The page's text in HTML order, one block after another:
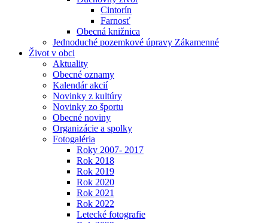
Cintorín
Farnosť
Obecná knižnica
Jednoduché pozemkové úpravy Zákamenné
Život v obci
Aktuality
Obecné oznamy
Kalendár akcií
Novinky z kultúry
Novinky zo športu
Obecné noviny
Organizácie a spolky
Fotogaléria
Roky 2007- 2017
Rok 2018
Rok 2019
Rok 2020
Rok 2021
Rok 2022
Letecké fotografie